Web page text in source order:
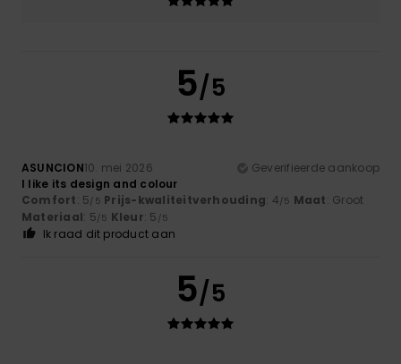
5/5
ASUNCION10. mei 2026
Geverifieerde aankoop
I like its design and colour
Comfort: 5/5 Prijs-kwaliteitverhouding: 4/5 Maat: Groot
Materiaal: 5/5 Kleur: 5 /5
Ik raad dit product aan
5/5